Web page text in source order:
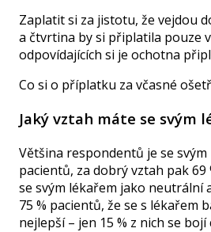
Zaplatit si za jistotu, že vejdou
a čtvrtina by si připlatila pouze
odpovídajících si je ochotna
Co si o příplatku za včasné
Jaký vztah máte se svým
Většina respondentů je se
pacientů, za dobrý vztah pak
se svým lékařem jako neutrální
75 % pacientů, že se s lékařem
nejlepší – jen 15 % z nich se